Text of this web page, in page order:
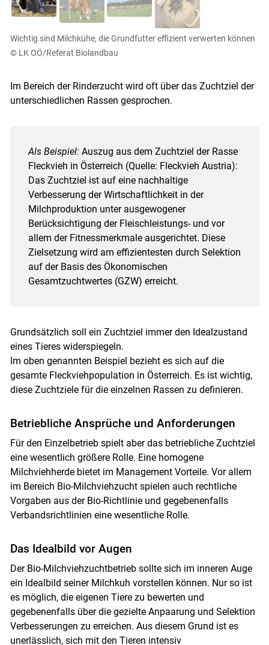
Skip to main content
Wichtig sind Milchkühe, die Grundfutter effizient verwerten können
© LK OÖ/Referat Biolandbau
Im Bereich der Rinderzucht wird oft über das Zuchtziel der
unterschiedlichen Rassen gesprochen.
Als Beispiel: Auszug aus dem Zuchtziel der Rasse
Fleckvieh in Österreich (Quelle: Fleckvieh Austria):
Das Zuchtziel ist auf eine nachhaltige
Verbesserung der Wirtschaftlichkeit in der
Milchproduktion unter ausgewogener
Berücksichtigung der Fleischleistungs- und vor
allem der Fitnessmerkmale ausgerichtet. Diese
Zielsetzung wird am effizientesten durch Selektion
auf der Basis des Ökonomischen
Gesamtzuchtwertes (GZW) erreicht.
Grundsätzlich soll ein Zuchtziel immer den Idealzustand
eines Tieres widerspiegeln.
Im oben genannten Beispiel bezieht es sich auf die
gesamte Fleckviehpopulation in Österreich. Es ist wichtig,
diese Zuchtziele für die einzelnen Rassen zu definieren.
Betriebliche Ansprüche und Anforderungen
Für den Einzelbetrieb spielt aber das betriebliche Zuchtziel
eine wesentlich größere Rolle. Eine homogene
Milchviehherde bietet im Management Vorteile. Vor allem
im Bereich Bio-Milchviehzucht spielen auch rechtliche
Vorgaben aus der Bio-Richtlinie und gegebenenfalls
Verbandsrichtlinien eine wesentliche Rolle.
Das Idealbild vor Augen
Der Bio-Milchviehzuchtbetrieb sollte sich im inneren Auge
ein Idealbild seiner Milchkuh vorstellen können. Nur so ist
es möglich, die eigenen Tiere zu bewerten und
gegebenenfalls über die gezielte Anpaarung und Selektion
Verbesserungen zu erreichen. Aus diesem Grund ist es
unerlässlich, sich mit den Tieren intensiv